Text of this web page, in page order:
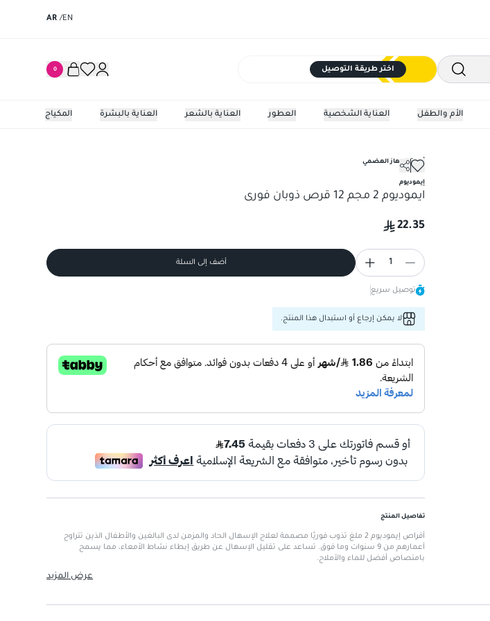
EN
/
AR
اختر طريقة التوصيل 0
المكياج العناية بالبشرة العناية بالشعر العطور العناية الشخصية الأم والطفل
ايموديوم 2 مجم 12 قرص ذوبان فورى
أدوية الجهاز الهضمي
إيموديوم
ايموديوم 2 مجم 12 قرص ذوبان فورى
22.35
1 أضف إلى السلة
توصيل سريع
لا يمكن إرجاع أو استبدال هذا المنتج.
تفاصيل المنتج
أقراص إيموديوم 2 ملغ تذوب فوريًا مصممة لعلاج الإسهال الحاد والمزمن لدى البالغين والأطفال الذين تتراوح
أعمارهم من 9 سنوات وما فوق. تساعد على تقليل الإسهال عن طريق إبطاء نشاط الأمعاء، مما يسمح
بامتصاص أفضل للماء والأملاح.
سهل الاستخدام:مناسب لكل من البالغين والأطفال (9 سنوات فما فوق).
عرض المزيد